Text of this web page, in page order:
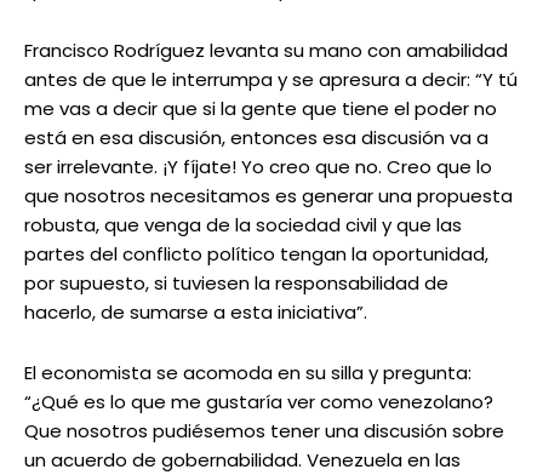
Francisco Rodríguez levanta su mano con amabilidad
antes de que le interrumpa y se apresura a decir: “Y tú
me vas a decir que si la gente que tiene el poder no
está en esa discusión, entonces esa discusión va a
ser irrelevante. ¡Y fíjate! Yo creo que no. Creo que lo
que nosotros necesitamos es generar una propuesta
robusta, que venga de la sociedad civil y que las
partes del conflicto político tengan la oportunidad,
por supuesto, si tuviesen la responsabilidad de
hacerlo, de sumarse a esta iniciativa”.
El economista se acomoda en su silla y pregunta:
“¿Qué es lo que me gustaría ver como venezolano?
Que nosotros pudiésemos tener una discusión sobre
un acuerdo de gobernabilidad. Venezuela en las